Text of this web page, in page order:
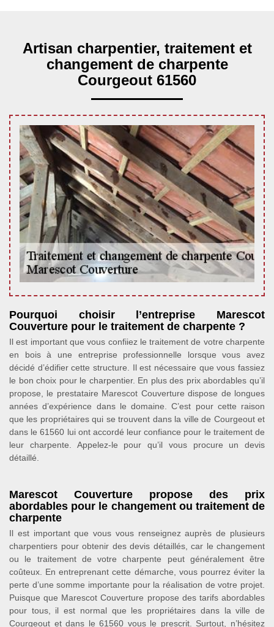
Artisan charpentier, traitement et
changement de charpente
Courgeout 61560
Pourquoi choisir l’entreprise Marescot
Couverture pour le traitement de charpente ?
Il est important que vous confiiez le traitement de votre charpente
en bois à une entreprise professionnelle lorsque vous avez
décidé d’édifier cette structure. Il est nécessaire que vous fassiez
le bon choix pour le charpentier. En plus des prix abordables qu’il
propose, le prestataire Marescot Couverture dispose de longues
années d’expérience dans le domaine. C’est pour cette raison
que les propriétaires qui se trouvent dans la ville de Courgeout et
dans le 61560 lui ont accordé leur confiance pour le traitement de
leur charpente. Appelez-le pour qu’il vous procure un devis
détaillé.
Marescot Couverture propose des prix
abordables pour le changement ou traitement de
charpente
Il est important que vous vous renseignez auprès de plusieurs
charpentiers pour obtenir des devis détaillés, car le changement
ou le traitement de votre charpente peut généralement être
coûteux. En entreprenant cette démarche, vous pourrez éviter la
perte d’une somme importante pour la réalisation de votre projet.
Puisque que Marescot Couverture propose des tarifs abordables
pour tous, il est normal que les propriétaires dans la ville de
Courgeout et dans le 61560 vous le prescrit. Surtout, n’hésitez